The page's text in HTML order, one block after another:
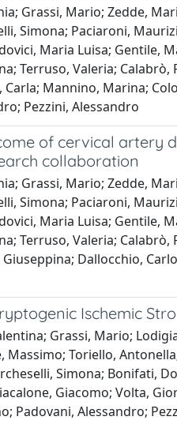
Grassi, Mario; Zedde,
Simona; Paciaroni,
Maria Luisa; Gentile,
Terruso, Valeria;
Mannino, Marina;
Pezzini, Alessandro
of cervical artery
collaboration
Grassi, Mario; Zedde,
Simona; Paciaroni,
Maria Luisa; Gentile,
Terruso, Valeria;
Dallocchio,
Ischemic
Grassi, Mario;
Massimo; Toriello,
Simona; Bonifati,
Giacomo; Volta,
Padovani, Alessandro;